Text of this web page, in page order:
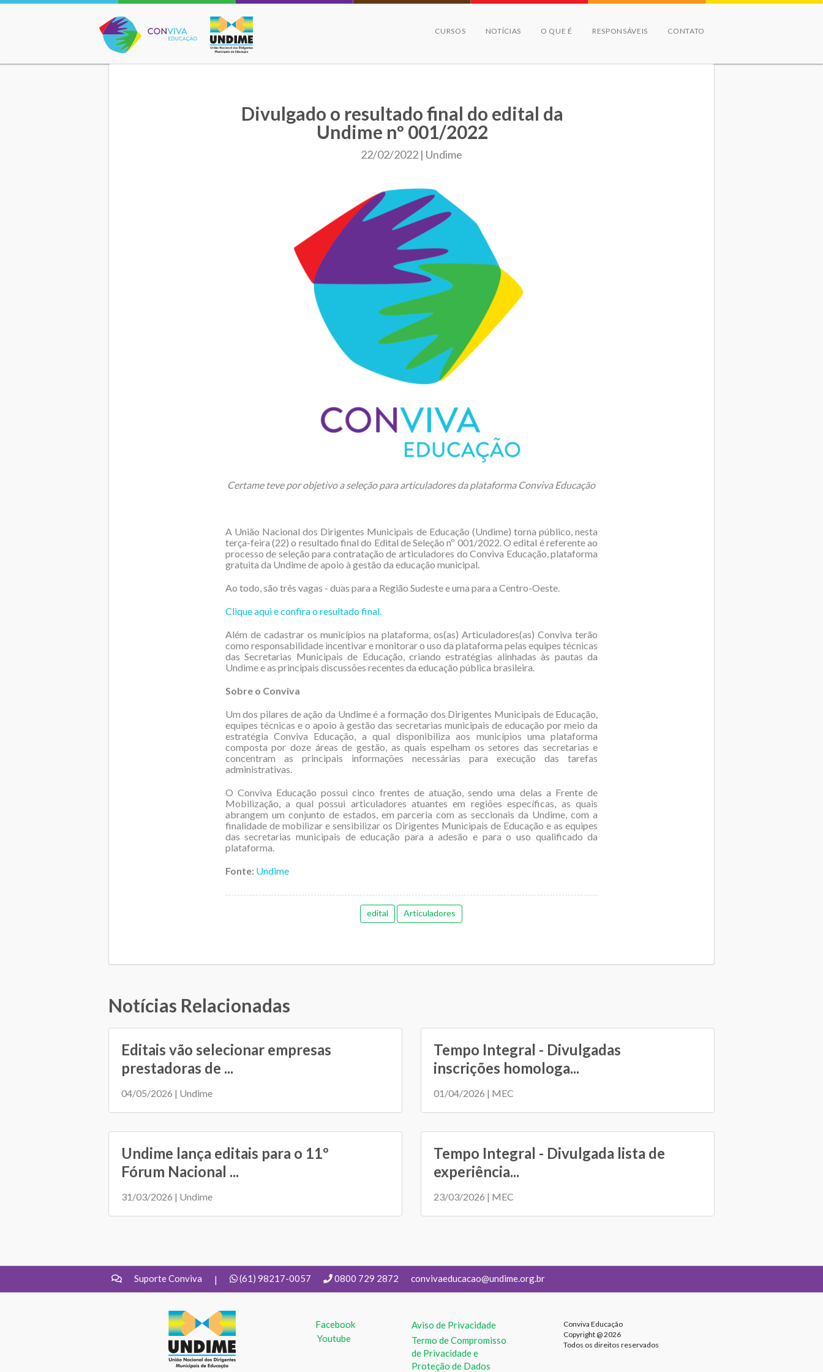
Conviva Educação
CURSOS NOTÍCIAS O QUE É RESPONSÁVEIS CONTATO
Divulgado o resultado final do edital da
Undime nº 001/2022
22/02/2022 | Undime
Certame teve por objetivo a seleção para articuladores da plataforma Conviva Educação
A União Nacional dos Dirigentes Municipais de Educação (Undime) torna público, nesta
terça-feira (22) o resultado final do Edital de Seleção nº 001/2022. O edital é referente ao
processo de seleção para contratação de articuladores do Conviva Educação, plataforma
gratuita da Undime de apoio à gestão da educação municipal.
Ao todo, são três vagas - duas para a Região Sudeste e uma para a Centro-Oeste.
Clique aqui e confira o resultado final.
Além de cadastrar os municípios na plataforma, os(as) Articuladores(as) Conviva terão
como responsabilidade incentivar e monitorar o uso da plataforma pelas equipes técnicas
das Secretarias Municipais de Educação, criando estratégias alinhadas às pautas da
Undime e as principais discussões recentes da educação pública brasileira.
Sobre o Conviva
Um dos pilares de ação da Undime é a formação dos Dirigentes Municipais de Educação,
equipes técnicas e o apoio à gestão das secretarias municipais de educação por meio da
estratégia Conviva Educação, a qual disponibiliza aos municípios uma plataforma
composta por doze áreas de gestão, as quais espelham os setores das secretarias e
concentram as principais informações necessárias para execução das tarefas
administrativas.
O Conviva Educação possui cinco frentes de atuação, sendo uma delas a Frente de
Mobilização, a qual possui articuladores atuantes em regiões específicas, as quais
abrangem um conjunto de estados, em parceria com as seccionais da Undime, com a
finalidade de mobilizar e sensibilizar os Dirigentes Municipais de Educação e as equipes
das secretarias municipais de educação para a adesão e para o uso qualificado da
plataforma.
Fonte: Undime
edital Articuladores
Notícias Relacionadas
Editais vão selecionar empresas
prestadoras de ...
04/05/2026 | Undime
Tempo Integral - Divulgadas
inscrições homologa...
01/04/2026 | MEC
Undime lança editais para o 11º
Fórum Nacional ...
31/03/2026 | Undime
Tempo Integral - Divulgada lista de
experiência...
23/03/2026 | MEC
Suporte Conviva | (61) 98217-0057 0800 729 2872 convivaeducacao@undime.org.br
UNDIME
Facebook
Youtube
Aviso de Privacidade
Termo de Compromisso
de Privacidade e
Proteção de Dados
Conviva Educação
Copyright @ 2026
Todos os direitos reservados